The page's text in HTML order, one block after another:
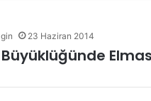
23 Haziran 2014